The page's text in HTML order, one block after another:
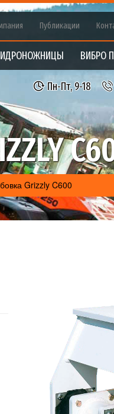
Публикации
ВИБРО
Пн-Пт, 9-18
Grizzly C600